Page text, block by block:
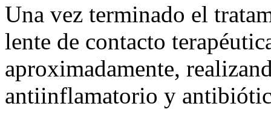
Una vez terminado el
lente de contacto
aproximadamente,
antiinflamatorio y